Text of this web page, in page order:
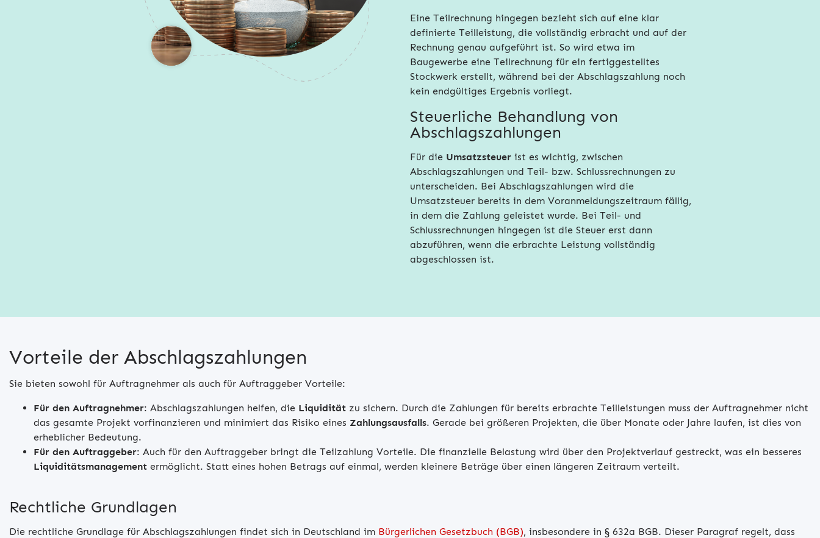
Eine Teilrechnung hingegen bezieht sich auf eine klar
definierte Teilleistung, die vollständig erbracht und auf der
Rechnung genau aufgeführt ist. So wird etwa im
Baugewerbe eine Teilrechnung für ein fertiggestelltes
Stockwerk erstellt, während bei der Abschlagszahlung noch
kein endgültiges Ergebnis vorliegt.
Steuerliche Behandlung von
Abschlagszahlungen
Für die Umsatzsteuer ist es wichtig, zwischen
Abschlagszahlungen und Teil- bzw. Schlussrechnungen zu
unterscheiden. Bei Abschlagszahlungen wird die
Umsatzsteuer bereits in dem Voranmeldungszeitraum fällig,
in dem die Zahlung geleistet wurde. Bei Teil- und
Schlussrechnungen hingegen ist die Steuer erst dann
abzuführen, wenn die erbrachte Leistung vollständig
abgeschlossen ist.
Vorteile der Abschlagszahlungen
Sie bieten sowohl für Auftragnehmer als auch für Auftraggeber Vorteile:
Für den Auftragnehmer: Abschlagszahlungen helfen, die Liquidität zu sichern. Durch die Zahlungen für bereits erbrachte Teilleistungen muss der Auftragnehmer nicht
das gesamte Projekt vorfinanzieren und minimiert das Risiko eines Zahlungsausfalls. Gerade bei größeren Projekten, die über Monate oder Jahre laufen, ist dies von
erheblicher Bedeutung.
Für den Auftraggeber: Auch für den Auftraggeber bringt die Teilzahlung Vorteile. Die finanzielle Belastung wird über den Projektverlauf gestreckt, was ein besseres
Liquiditätsmanagement ermöglicht. Statt eines hohen Betrags auf einmal, werden kleinere Beträge über einen längeren Zeitraum verteilt.
Rechtliche Grundlagen
Die rechtliche Grundlage für Abschlagszahlungen findet sich in Deutschland im Bürgerlichen Gesetzbuch (BGB), insbesondere in § 632a BGB. Dieser Paragraf regelt, dass